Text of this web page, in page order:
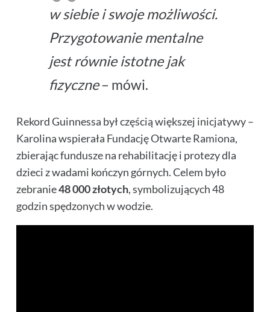
w siebie i swoje możliwości.
Przygotowanie mentalne
jest równie istotne jak
fizyczne– mówi.
Rekord Guinnessa był częścią większej inicjatywy –
Karolina wspierała Fundację Otwarte Ramiona,
zbierając fundusze na rehabilitację i protezy dla
dzieci z wadami kończyn górnych. Celem było
zebranie48 000 złotych, symbolizujących 48
godzin spędzonych w wodzie.